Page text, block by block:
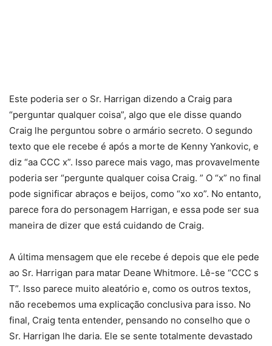
Este poderia ser o Sr. Harrigan dizendo a Craig para
“perguntar qualquer coisa”, algo que ele disse quando
Craig lhe perguntou sobre o armário secreto. O segundo
texto que ele recebe é após a morte de Kenny Yankovic, e
diz “aa CCC x”. Isso parece mais vago, mas provavelmente
poderia ser “pergunte qualquer coisa Craig. ” O “x” no final
pode significar abraços e beijos, como “xo xo”. No entanto,
parece fora do personagem Harrigan, e essa pode ser sua
maneira de dizer que está cuidando de Craig.
A última mensagem que ele recebe é depois que ele pede
ao Sr. Harrigan para matar Deane Whitmore. Lê-se “CCC s
T”. Isso parece muito aleatório e, como os outros textos,
não recebemos uma explicação conclusiva para isso. No
final, Craig tenta entender, pensando no conselho que o
Sr. Harrigan lhe daria. Ele se sente totalmente devastado